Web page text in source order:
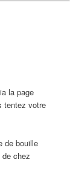
la page
tentez votre
de bouille
chez